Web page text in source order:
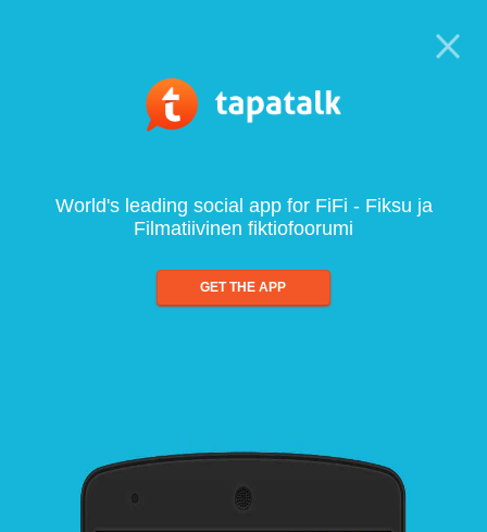
World's leading social app for FiFi - Fiksu ja
Filmatiivinen fiktiofoorumi
GET THE APP